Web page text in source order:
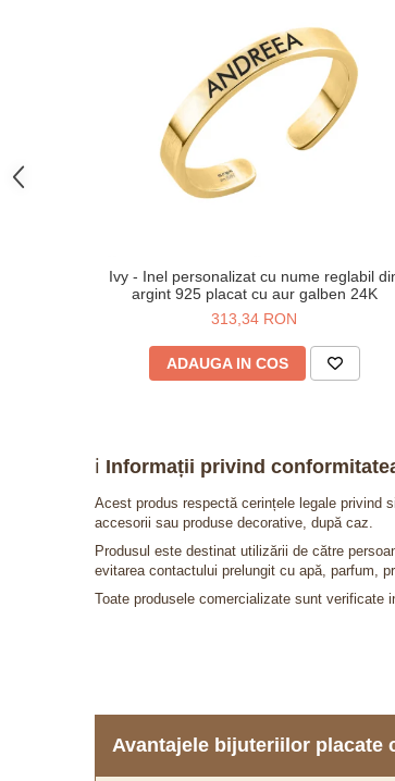
Ivy - Inel personalizat cu nume reglabil
argint 925 placat cu aur galben 24K
313,34 RON
ADAUGA IN COS
ℹ️ Informații privind
Acest produs respectă cerințele legale privind
accesorii sau produse decorative, după caz.
Produsul este destinat utilizării de către
evitarea contactului prelungit cu apă, parfum,
Toate produsele comercializate sunt
Avantajele bijuteriilor placate